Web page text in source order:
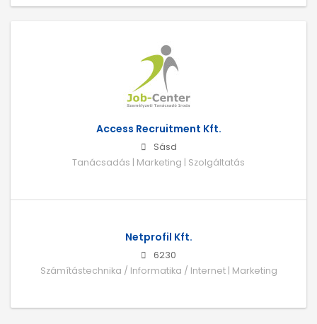
Access Recruitment Kft.
Sásd
Tanácsadás | Marketing | Szolgáltatás
Netprofil Kft.
6230
Számítástechnika / Informatika / Internet | Marketing